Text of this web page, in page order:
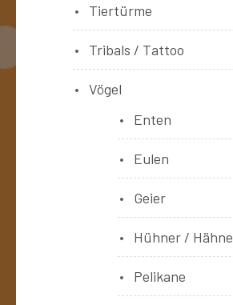
Tiertürme
Tribals / Tattoo
Vögel
Enten
Eulen
Geier
Hühner / Hähne
Pelikane